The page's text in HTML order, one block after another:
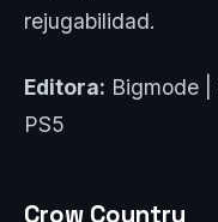
rejugabilidad.
Editora: Bigmode |
PS5
Crow Country